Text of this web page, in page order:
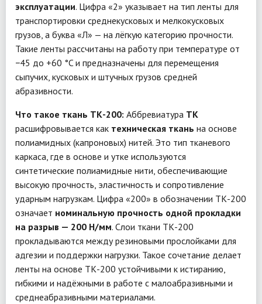
эксплуатации. Цифра «2» указывает на тип ленты для
транспортировки среднекусковых и мелкокусковых
грузов, а буква «Л» — на лёгкую категорию прочности.
Такие ленты рассчитаны на работу при температуре от
−45 до +60 °C и предназначены для перемещения
сыпучих, кусковых и штучных грузов средней
абразивности.
Что такое ткань ТК-200: Аббревиатура ТК
расшифровывается как техническая ткань на основе
полиамидных (капроновых) нитей. Это тип тканевого
каркаса, где в основе и утке используются
синтетические полиамидные нити, обеспечивающие
высокую прочность, эластичность и сопротивление
ударным нагрузкам. Цифра «200» в обозначении ТК-200
означает номинальную прочность одной прокладки
на разрыв — 200 Н/мм. Слои ткани ТК-200
прокладываются между резиновыми прослойками для
адгезии и поддержки нагрузки. Такое сочетание делает
ленты на основе ТК-200 устойчивыми к истиранию,
гибкими и надёжными в работе с малоабразивными и
среднеабразивными материалами.